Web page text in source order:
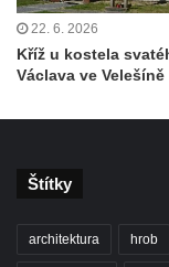
Boží muka v
Kříž na
Boží muka nad
22. 6. 2026
Kříž u kostela
Václava ve Velešíně
Štítky
architektura hrob